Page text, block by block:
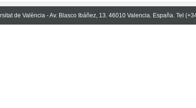
de València - Av. Blasco Ibáñez, 13. 46010 Valencia. España. Tel